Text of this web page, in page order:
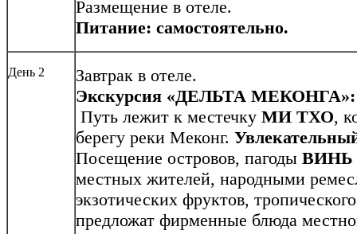
Размещение в отеле.
Питание: самостоятельно.
День 2
Завтрак в отеле.
Экскурсия «ДЕЛЬТА МЕКОНГА»:
Путь лежит к местечку МИ ТХО,
берегу реки Меконг.
Посещение островов, пагоды ВИНЬ
местных жителей, народными
экзотических фруктов,
предложат фирменные блюда